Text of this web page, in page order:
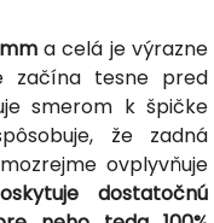
a celá je výrazne
začína tesne pred
smerom k špičke
že zadná
ovplyvňuje
dostatočnú